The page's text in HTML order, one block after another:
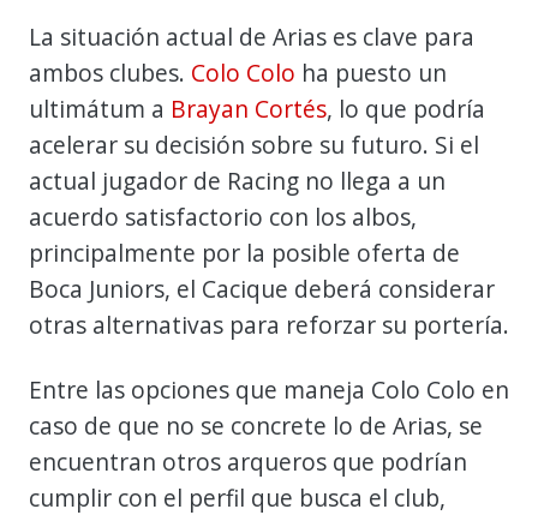
La situación actual de Arias es clave para
ambos clubes. Colo Colo ha puesto un
ultimátum a Brayan Cortés, lo que podría
acelerar su decisión sobre su futuro. Si el
actual jugador de Racing no llega a un
acuerdo satisfactorio con los albos,
principalmente por la posible oferta de
Boca Juniors, el Cacique deberá considerar
otras alternativas para reforzar su portería.
Entre las opciones que maneja Colo Colo en
caso de que no se concrete lo de Arias, se
encuentran otros arqueros que podrían
cumplir con el perfil que busca el club,